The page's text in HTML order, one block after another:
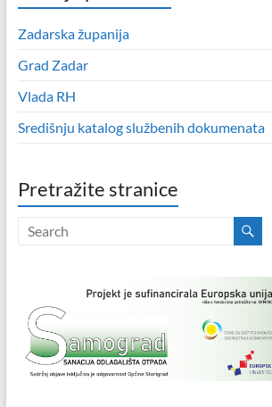
Zadarska županija
Grad Zadar
Vlada RH
Središnju katalog službenih dokumenata
Pretražite stranice